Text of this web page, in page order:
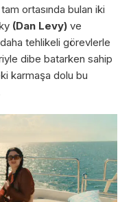
ortasında bulan iki
(Dan Levy) ve
tehlikeli görevlerle
dibe batarken sahip
karmaşa dolu bu